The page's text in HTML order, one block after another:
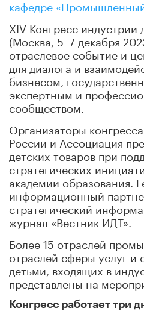
кафедре
XIV Конгресс индустрии
(Москва, 5–7 декабря
отраслевое событие и
для диалога и
бизнесом,
экспертным и
сообществом.
Организаторы
России и Ассоциация
детских товаров при
стратегических
академии образования.
информационный
стратегический
журнал «Вестник ИДТ».
Более 15 отраслей
отраслей сферы услуг и
детьми, входящих в
представлены на
Конгресс работает три